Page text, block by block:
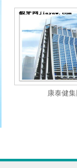
康泰健